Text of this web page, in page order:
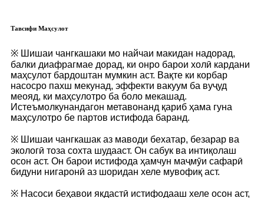
Тавсифи Маҳсулот
※ Шишаи чангкашаки мо найчаи макидан надорад,
балки диафрагмае дорад, ки онро барои холӣ кардани
маҳсулот бардоштан мумкин аст. Вақте ки корбар
насосро пахш мекунад, эффекти вакуум ба вуҷуд
меояд, ки маҳсулотро ба боло мекашад.
Истеъмолкунандагон метавонанд қариб ҳама гуна
маҳсулотро бе партов истифода баранд.
※ Шишаи чангкашак аз маводи бехатар, безарар ва
экологӣ тоза сохта шудааст. Он сабук ва интиқолаш
осон аст. Он барои истифода ҳамчун маҷмӯи сафарӣ
бидуни нигаронӣ аз шоридан хеле мувофиқ аст.
※ Насоси беҳавои якдастӣ истифодааш хеле осон аст,